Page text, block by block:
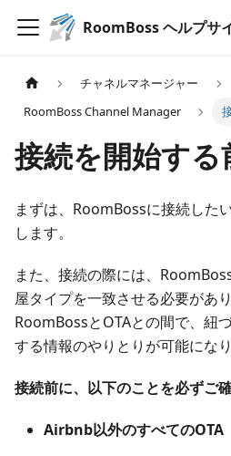
RoomBoss ヘルプサ
チャネルマネージャー
RoomBoss Channel Manager
接続を開始する
まずは、RoomBossに接続した
します。
また、接続の際には、
屋タイプを一致させる必要があ
RoomBossとOTAとの間で、紐
する情報のやりとりが可能になり
接続前に、以下のことを必ずご
Airbnb以外のすべてのOTA